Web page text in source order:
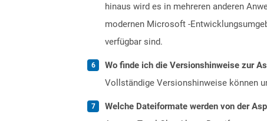
hinaus wird es in mehreren anderen
modernen Microsoft -
verfügbar sind.
Wo finde ich die Versionshinweise zur
Vollständige Versionshinweise können
Welche Dateiformate werden von der